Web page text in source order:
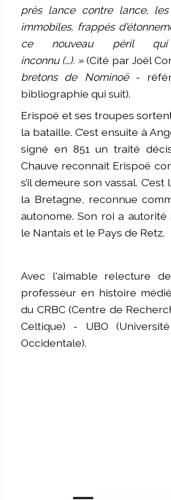
près lance contre lance, les
immobiles, frappés
ce nouveau péril
inconnu (…). »(Cité par Joël
bretons de Nominoë-
bibliographie qui suit).
Erispoë et ses troupes
la bataille. C’est ensuite à
signé en 851 un traité
Chauve reconnait Erispoë
s’il demeure son vassal.
la Bretagne, reconnue
autonome. Son roi a autorité
le Nantais et le Pays de Retz.
Avec l'aimable relecture de
professeur en histoire
du CRBC (Centre de
Celtique) - UBO
Occidentale).